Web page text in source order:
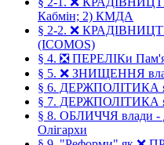
Кабмін; 2) КМДА
§ 2-2. ❌
(ICOMOS)
§ 4. ❎ ПЕРЕЛІКи
§ 5. ❌ ЗНИЩЕННЯ
§ 6. ДЕРЖПОЛІТИКА
§ 7. ДЕРЖПОЛІТИКА
§ 8. ОБЛИЧЧЯ влади -
Олігархи